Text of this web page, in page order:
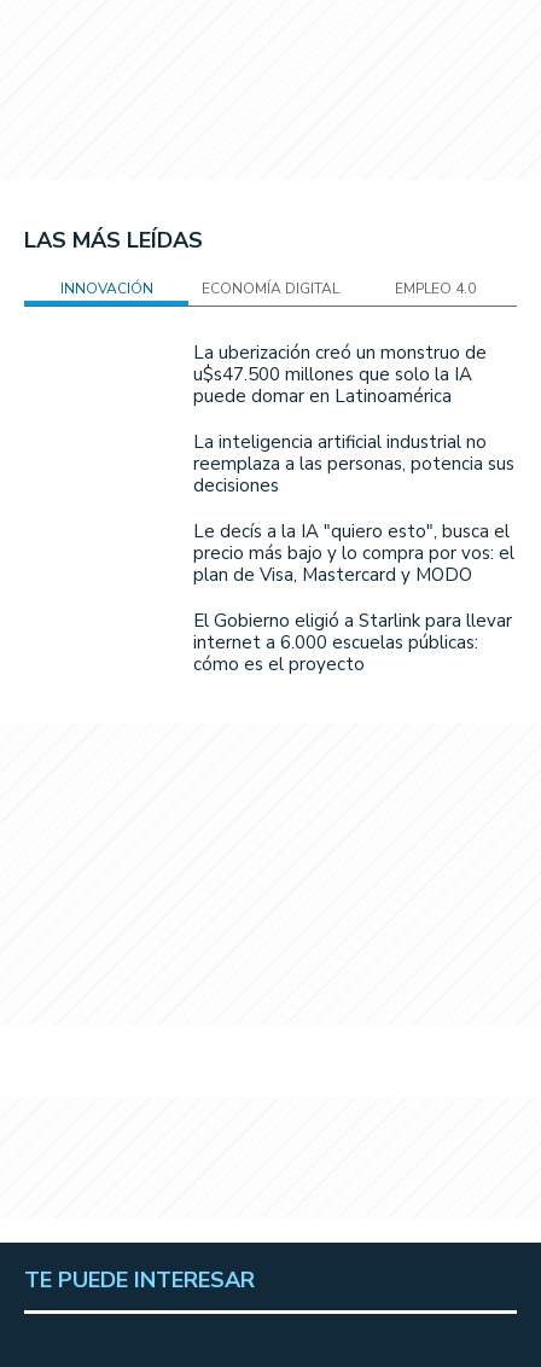
LAS MÁS LEÍDAS
INNOVACIÓN ECONOMÍA DIGITAL EMPLEO 4.0
La uberización creó un monstruo de
u$s47.500 millones que solo la IA
puede domar en Latinoamérica
La inteligencia artificial industrial no
reemplaza a las personas, potencia sus
decisiones
Le decís a la IA "quiero esto", busca el
precio más bajo y lo compra por vos: el
plan de Visa, Mastercard y MODO
El Gobierno eligió a Starlink para llevar
internet a 6.000 escuelas públicas:
cómo es el proyecto
TE PUEDE INTERESAR